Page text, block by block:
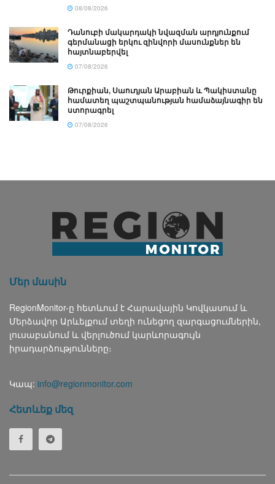
08/08/2026
Դանուբի մակարդակի նվազման արդյունքում
գերմանացի երկու զինվորի մասունքներ են
հայտնաբերվել
07/08/2026
Թուրքիան, Սաուդյան Արաբիան և Պակիստանը
համատեղ պաշտպանության համաձայնագիր են
ստորագրել
07/08/2026
Մեր մասին
RegionMonitor-ը հետևում է Հարավային Կովկասում և
Մերձավոր Արևելքում տեղի ունեցող զարգացումներին,
լուսաբանում և վերլուծում կարևորագույն
իրադարձությունները։
Կապ: info@regionmonitor.com
Հետևեք մեզ